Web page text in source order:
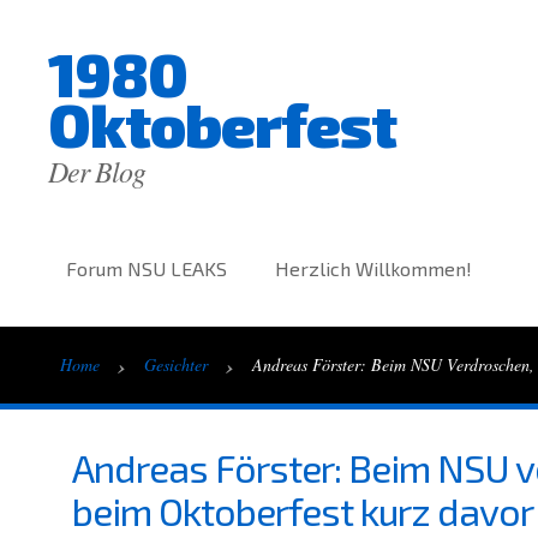
1980
Oktoberfest
Der Blog
Forum NSU LEAKS Herzlich Willkommen!
Home › Gesichter › Andreas Förster: Beim NSU
Andreas Förster: Beim NSU
beim Oktoberfest kurz davor